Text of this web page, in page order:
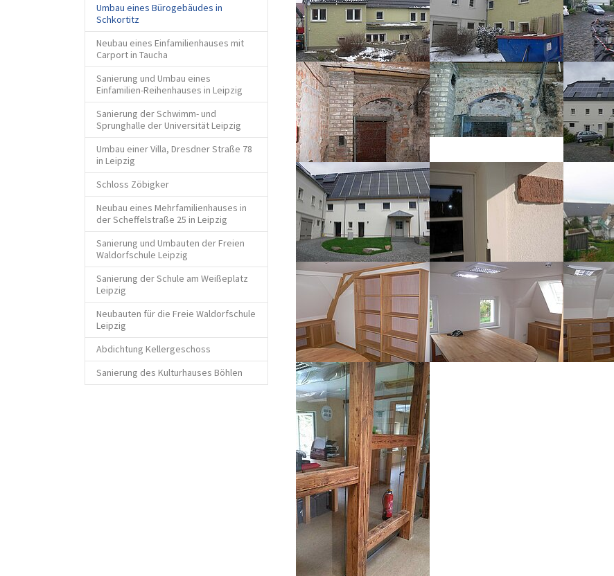
Umbau eines Bürogebäudes in
Schkortitz
Neubau eines Einfamilienhauses mit
Carport in Taucha
Sanierung und Umbau eines
Einfamilien-Reihenhauses in Leipzig
Sanierung der Schwimm- und
Sprunghalle der Universität Leipzig
Umbau einer Villa, Dresdner Straße 78
in Leipzig
Schloss Zöbigker
Neubau eines Mehrfamilienhauses in
der Scheffelstraße 25 in Leipzig
Sanierung und Umbauten der Freien
Waldorfschule Leipzig
Sanierung der Schule am Weißeplatz
Leipzig
Neubauten für die Freie Waldorfschule
Leipzig
Abdichtung Kellergeschoss
Sanierung des Kulturhauses Böhlen